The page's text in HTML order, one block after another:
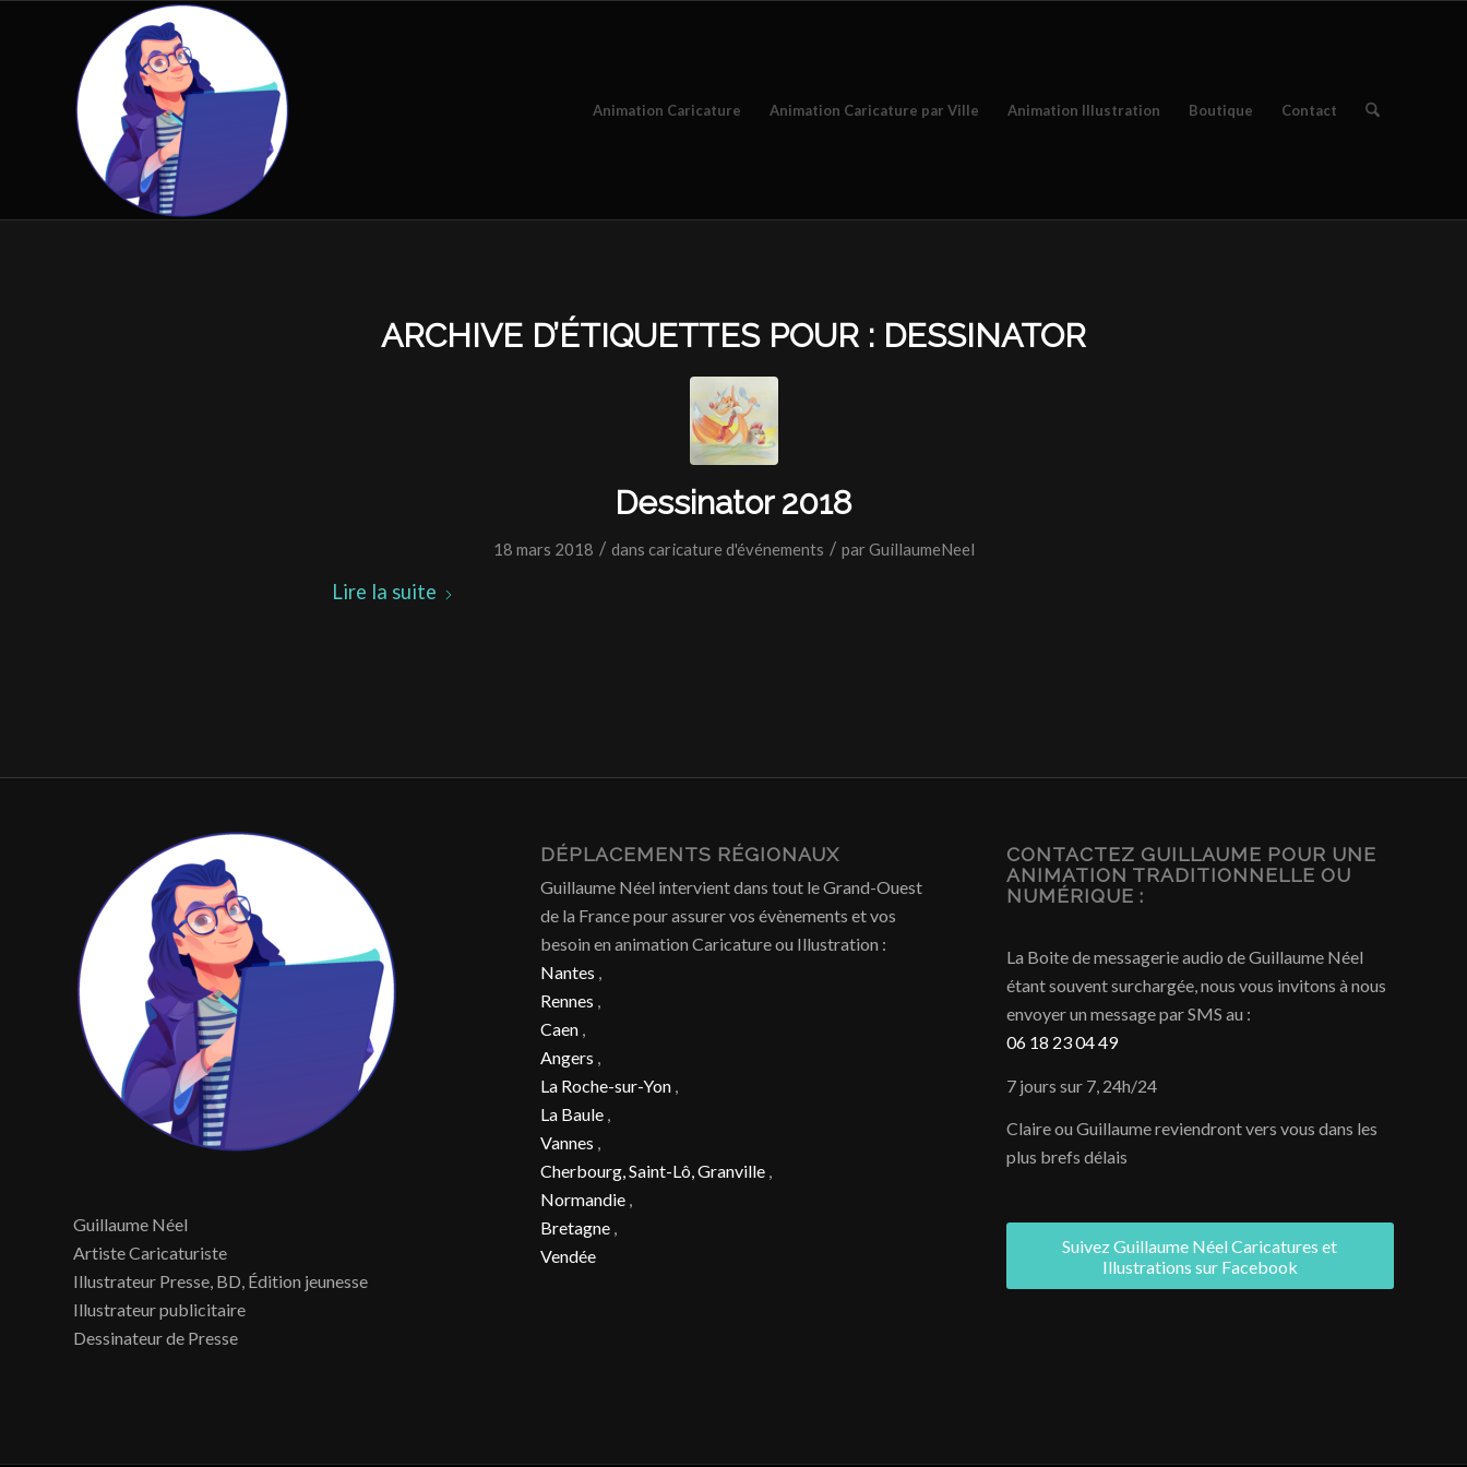
Animation Caricature Animation Caricature par Ville Animation Illustration Boutique Contact
ARCHIVE D’ÉTIQUETTES POUR : DESSINATOR
Dessinator 2018
18 mars 2018 / dans caricature d'événements / parGuillaumeNeel
Lire la suite
Guillaume Néel
Artiste Caricaturiste
Illustrateur Presse, BD, Édition jeunesse
Illustrateur publicitaire
Dessinateur de Presse
DÉPLACEMENTS RÉGIONAUX
Guillaume Néel intervient dans tout le Grand-Ouest
de la France pour assurer vos évènements et vos
besoin en animation Caricature ou Illustration :
Nantes ,
Rennes ,
Caen,
Angers ,
La Roche-sur-Yon,
La Baule,
Vannes ,
Cherbourg, Saint-Lô, Granville,
Normandie,
Bretagne,
Vendée
CONTACTEZ GUILLAUME POUR UNE
ANIMATION TRADITIONNELLE OU
NUMÉRIQUE :
La Boite de messagerie audio de Guillaume Néel
étant souvent surchargée, nous vous invitons à nous
envoyer un message par SMS au :
06 18 23 04 49
7 jours sur 7, 24h/24
Claire ou Guillaume reviendront vers vous dans les
plus brefs délais
Suivez Guillaume Néel Caricatures et
Illustrations sur Facebook